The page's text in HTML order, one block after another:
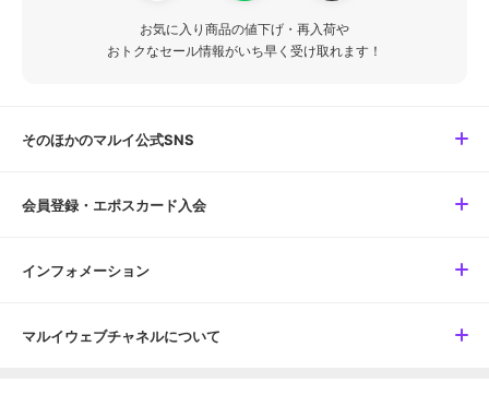
お気に入り商品の値下げ・再入荷や
おトクなセール情報がいち早く受け取れます！
そのほかのマルイ公式SNS
会員登録・エポスカード入会
インフォメーション
マルイウェブチャネルについて